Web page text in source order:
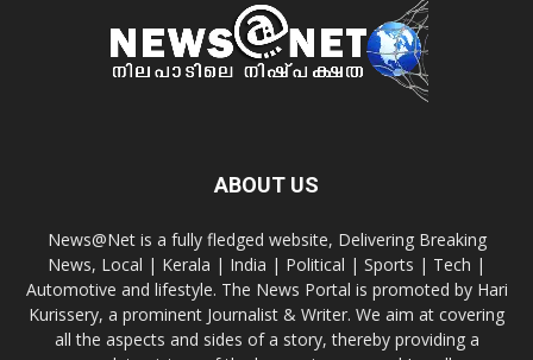
ABOUT US
News@Net is a fully fledged website, Delivering Breaking
News, Local | Kerala | India | Political | Sports | Tech |
Automotive and lifestyle. The News Portal is promoted by Hari
Kurissery, a prominent Journalist & Writer. We aim at covering
all the aspects and sides of a story, thereby providing a